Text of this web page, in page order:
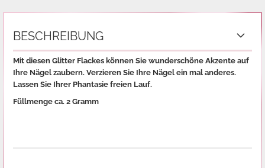
BESCHREIBUNG
Mit diesen Glitter Flackes können Sie wunderschöne Akzente auf
Ihre Nägel zaubern. Verzieren Sie Ihre Nägel ein mal anderes.
Lassen Sie Ihrer Phantasie freien Lauf.
Füllmenge ca. 2 Gramm